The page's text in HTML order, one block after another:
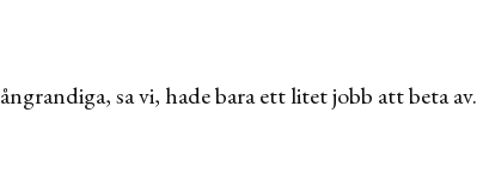
sa vi, hade bara ett litet jobb att beta av.